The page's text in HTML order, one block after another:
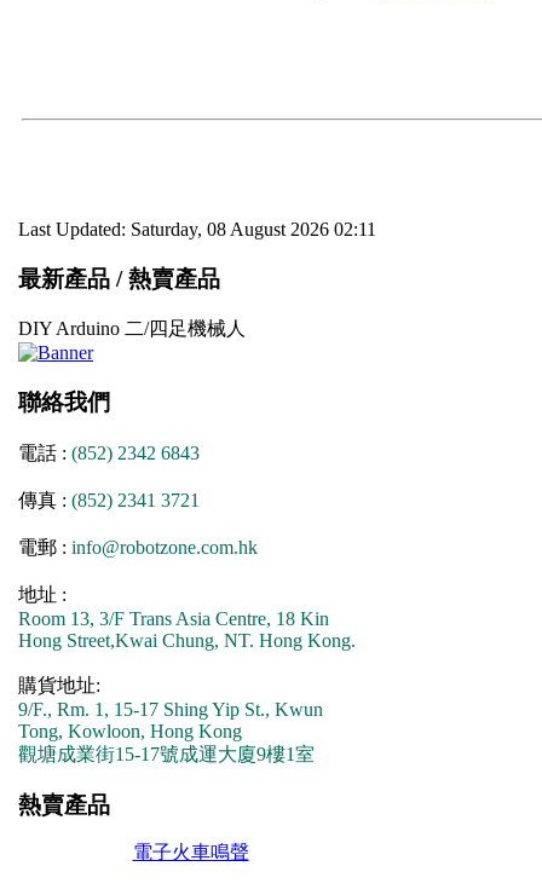
Last Updated: Saturday, 08 August 2026 02:11
最新產品 / 熱賣產品
DIY Arduino 二/四足機械人
聯絡我們
電話 : (852) 2342 6843
傳真 : (852) 2341 3721
電郵 : info@robotzone.com.hk
地址 :
Room 13, 3/F Trans Asia Centre, 18 Kin
Hong Street,Kwai Chung, NT. Hong Kong.
購貨地址:
9/F., Rm. 1, 15-17 Shing Yip St., Kwun
Tong, Kowloon, Hong Kong
觀塘成業街15-17號成運大廈9樓1室
熱賣產品
電子火車鳴聲